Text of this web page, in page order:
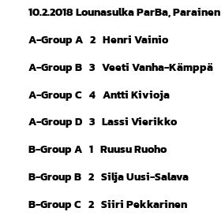
10.2.2018 Lounasulka ParBa, Parainen
A-Group A 2 Henri Vainio
A-Group B 3 Veeti Vanha-Kämppä
A-Group C 4 Antti Kivioja
A-Group D 3 Lassi Vierikko
B-Group A 1 Ruusu Ruoho
B-Group B 2 Silja Uusi-Salava
B-Group C 2 Siiri Pekkarinen